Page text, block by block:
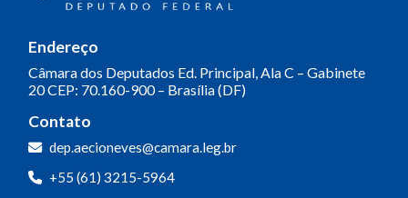
Endereço
Câmara dos Deputados Ed. Principal, Ala C – Gabinete
20CEP: 70.160-900 – Brasília (DF)
Contato
dep.aecioneves@camara.leg.br
+55 (61) 3215-5964